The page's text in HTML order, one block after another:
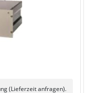
(Lieferzeit anfragen).